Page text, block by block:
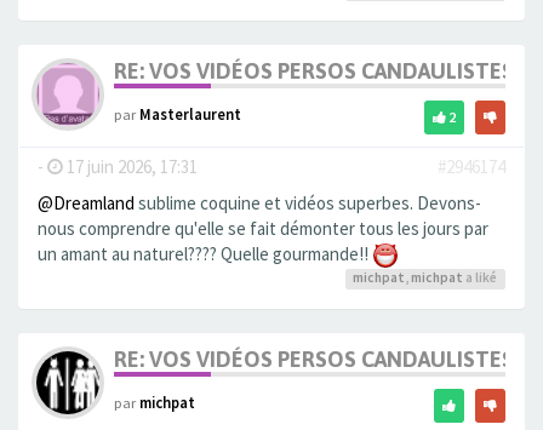
RE: VOS VIDÉOS PERSOS CANDAULISTES
parMasterlaurent 2
- 17 juin 2026, 17:31
#2946174
@Dreamland sublime coquine et vidéos superbes. Devons-
nous comprendre qu'elle se fait démonter tous les jours par
un amant au naturel???? Quelle gourmande!!
michpat, michpat a liké
RE: VOS VIDÉOS PERSOS CANDAULISTES
parmichpat